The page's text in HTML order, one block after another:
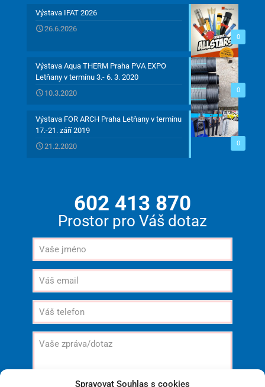
Spravovat Souhlas s cookies
0
Výstava IFAT 2026
26.6.2026
0
Výstava Aqua THERM Praha PVA EXPO
Letňany v termínu 3.- 6. 3. 2020
10.3.2020
0
Výstava FOR ARCH Praha Letňany v termínu
17.-21. září 2019
21.2.2020
602 413 870
Prostor pro Váš dotaz